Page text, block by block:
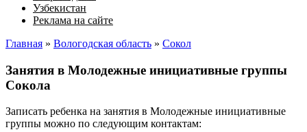
Узбекистан
Реклама на сайте
Главная » Вологодская область » Сокол
Занятия в Молодежные инициативные группы
Сокола
Записать ребенка на занятия в Молодежные инициативные
группы можно по следующим контактам: